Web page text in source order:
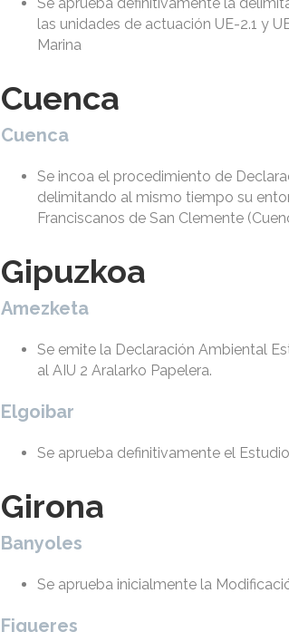
las unidades de actuación UE-2.1 y
Marina
Cuenca
Cuenca
Se incoa el procedimiento de
delimitando al mismo tiempo su
Franciscanos de San Clemente
Gipuzkoa
Amezketa
Se emite la Declaración Ambiental
al AIU 2 Aralarko Papelera.
Elgoibar
Se aprueba definitivamente el
Girona
Banyoles
Se aprueba inicialmente la
Figueres